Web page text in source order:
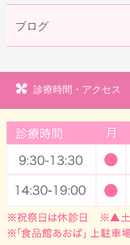
ブログ
診療時間・アクセス